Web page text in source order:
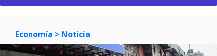
Economía > Noticia